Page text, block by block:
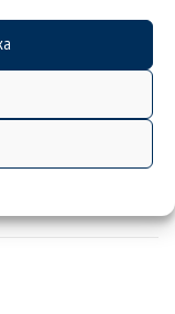
macie
wszystkich
Planszowisko w
wyłącznie dla